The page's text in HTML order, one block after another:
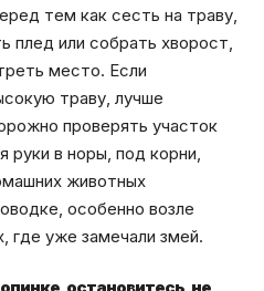
тем как сесть на траву,
плед или собрать хворост,
место. Если
траву, лучше
проверять участок
руки в норы, под корни,
животных
особенно возле
где уже замечали змей.
остановитесь, не